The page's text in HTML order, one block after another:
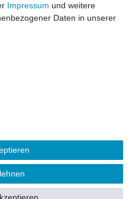
Impressum und weitere
Daten in unserer
Vitrinen Modellautos
1:43 1:18 1:12
Neu OVP Modelcars